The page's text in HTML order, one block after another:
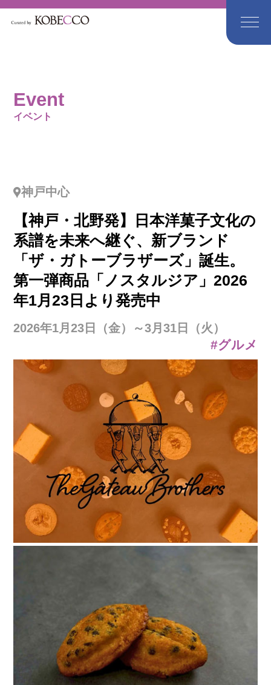
Event
イベント
神戸中心
【神戸・北野発】日本洋菓子文化の
系譜を未来へ継ぐ、新ブランド
「ザ・ガトーブラザーズ」誕生。
第一弾商品「ノスタルジア」2026
年1月23日より発売中
2026年1月23日（金）～3月31日（火）
#グルメ